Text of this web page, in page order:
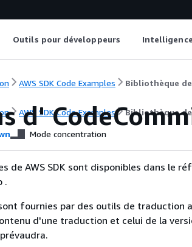
Outils pour développeurs
AWS SDK Code Examples Bibliothèque
AWS SDK Code Examples Bibliothèque
d'
Mode concentration
de AWS SDK sont disponibles dans le
.
fournies par des outils de traduction
d'une traduction et celui de la